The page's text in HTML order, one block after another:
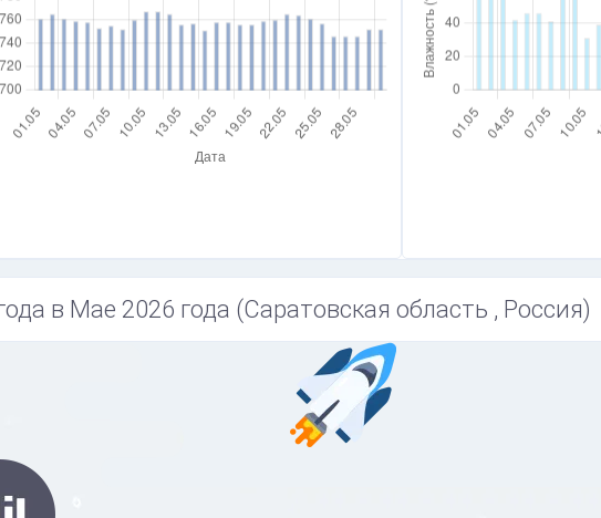
в Мае 2026 года (Саратовская область , Россия)